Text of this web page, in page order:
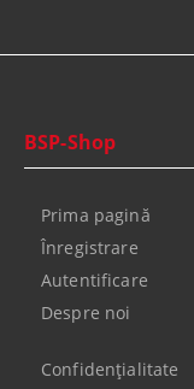
BSP-Shop
Prima pagină
Înregistrare
Autentificare
Despre noi
Confidenţialitate